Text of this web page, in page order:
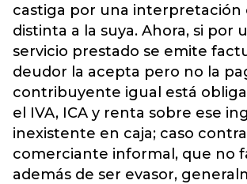
castiga por una interpretación
distinta a la suya. Ahora, si por
servicio prestado se emite
deudor la acepta pero no la
contribuyente igual está
el IVA, ICA y renta sobre ese
inexistente en caja; caso
comerciante informal, que no
además de ser evasor,